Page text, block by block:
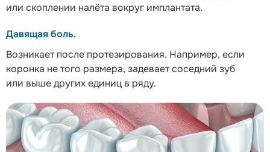
или скоплении налёта вокруг имплантата.
Давящая боль.
Возникает после протезирования. Например, если
коронка не того размера, задевает соседний зуб
или выше других единиц в ряду.